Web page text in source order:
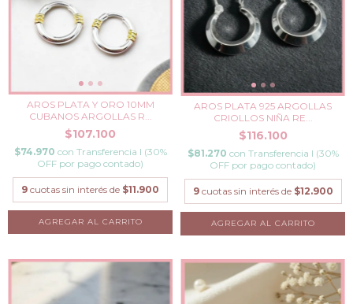
AROS PLATA Y ORO 10MM
CUBANOS ARGOLLAS R...
$107.100
$74.970 con Transferencia I (30%
OFF por pago contado)
9 cuotas sin interés de $11.900
AROS PLATA 925 ARGOLLAS
CRIOLLOS NIÑA RE...
$116.100
$81.270 con Transferencia I (30%
OFF por pago contado)
9 cuotas sin interés de $12.900